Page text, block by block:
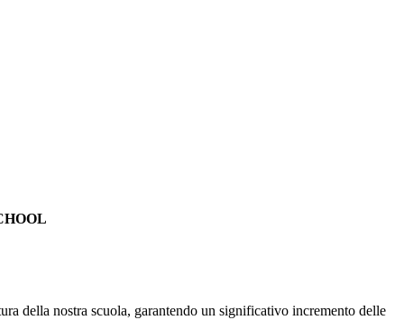
della nostra scuola, garantendo un significativo incremento delle